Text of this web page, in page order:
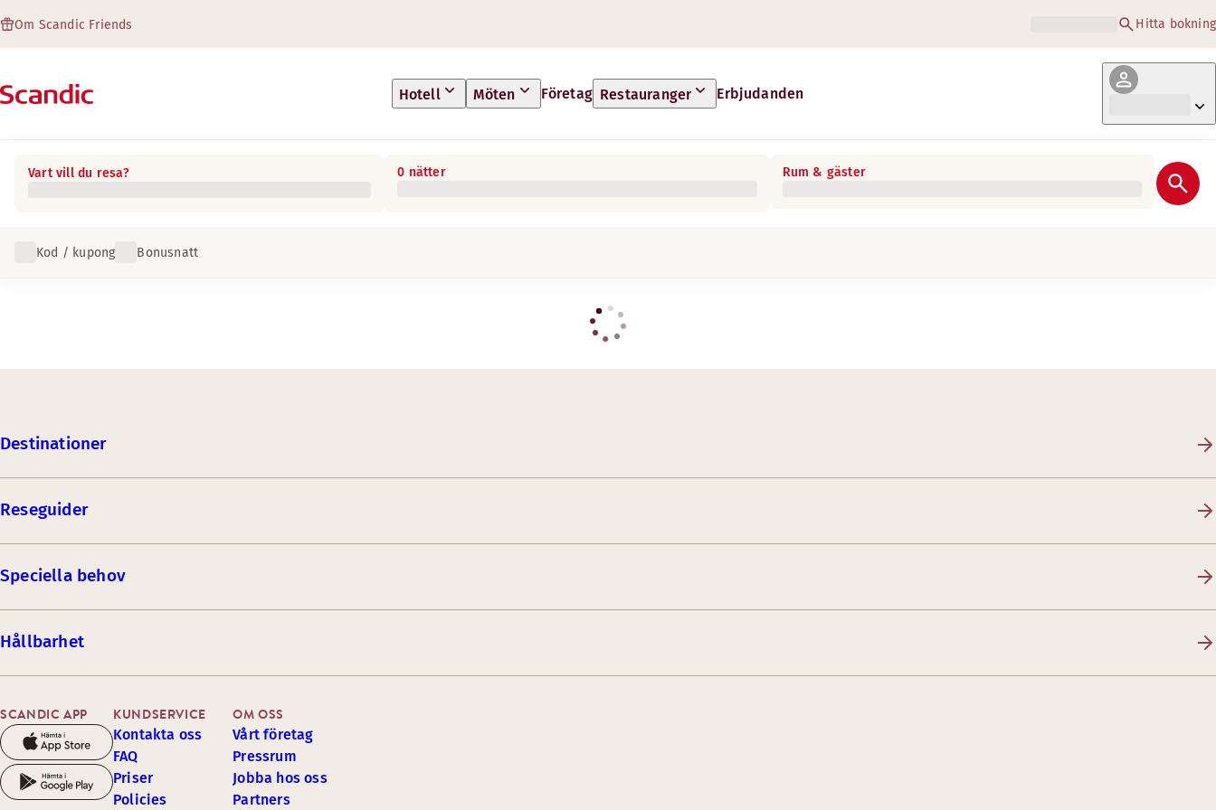
Om Scandic Friends Hitta bokning
Hotell Möten Företag Restauranger Erbjudanden
Vart vill du resa? 0 nätter Rum & gäster
Kod / kupong Bonusnatt
Destinationer
Reseguider
Speciella behov
Hållbarhet
SCANDIC APP KUNDSERVICE
Kontakta oss
FAQ
Priser
Policies
OM OSS
Vårt företag
Pressrum
Jobba hos oss
Partners